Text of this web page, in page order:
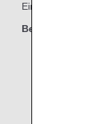
Ein anderes
Berechtigte